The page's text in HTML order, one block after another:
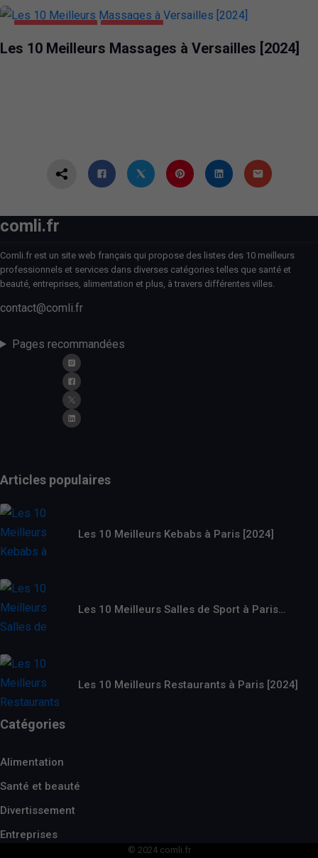
Les 10 Meilleurs Massages à Versailles [2024]
comli.fr
Comli.fr est un site web français qui propose des listes des 10 meilleurs
professionnels et services dans diverses catégories telles que santé et
beauté, entreprises, alimentation et plus, à travers différentes villes.
contact@comli.fr
Pages recommandées
Articles populaires
Les 10 Meilleurs Kebabs à Paris [2024]
Les 10 Meilleurs Salles de Sport à Paris…
Les 10 Meilleurs Restaurants à Paris [2024]
Catégories
Alimentation
Santé et beauté
Divertissement
Entreprises
© 2024 comli.fr